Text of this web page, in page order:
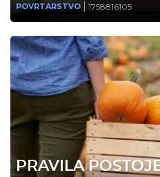
POVRTARSTVO 1758816105
PRAVILA